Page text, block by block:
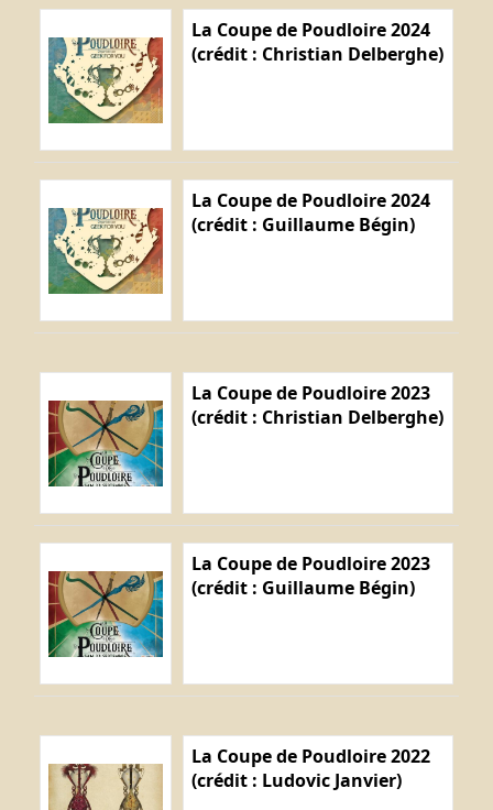
La Coupe de Poudloire 2024
(crédit : Christian Delberghe)
La Coupe de Poudloire 2024
(crédit : Guillaume Bégin)
La Coupe de Poudloire 2023
(crédit : Christian Delberghe)
La Coupe de Poudloire 2023
(crédit : Guillaume Bégin)
La Coupe de Poudloire 2022
(crédit : Ludovic Janvier)